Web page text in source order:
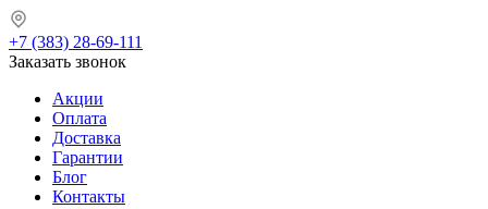
+7 (383) 28-69-111
Заказать звонок
Акции
Оплата
Доставка
Гарантии
Блог
Контакты